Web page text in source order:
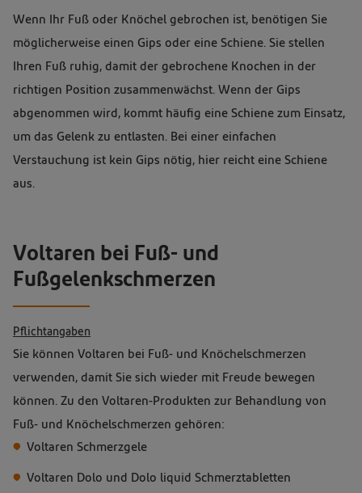
Wenn Ihr Fuß oder Knöchel gebrochen ist, benötigen Sie
möglicherweise einen Gips oder eine Schiene. Sie stellen
Ihren Fuß ruhig, damit der gebrochene Knochen in der
richtigen Position zusammenwächst. Wenn der Gips
abgenommen wird, kommt häufig eine Schiene zum Einsatz,
um das Gelenk zu entlasten. Bei einer einfachen
Verstauchung ist kein Gips nötig, hier reicht eine Schiene
aus.
Voltaren bei Fuß- und
Fußgelenkschmerzen
Pflichtangaben
Sie können Voltaren bei Fuß- und Knöchelschmerzen
verwenden, damit Sie sich wieder mit Freude bewegen
können. Zu den Voltaren-Produkten zur Behandlung von
Fuß- und Knöchelschmerzen gehören:
Voltaren Schmerzgele
Voltaren Dolo und Dolo liquid Schmerztabletten